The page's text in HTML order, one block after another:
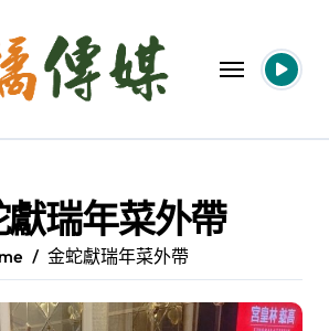
瑞年菜外帶
金蛇獻瑞年菜外帶